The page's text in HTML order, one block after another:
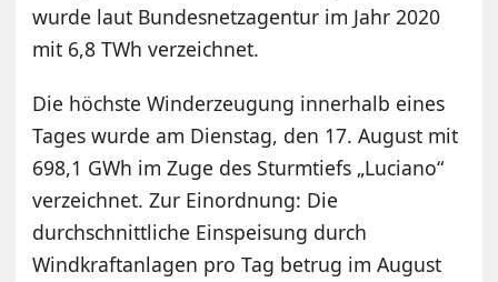
wurde laut Bundesnetzagentur im Jahr 2020
mit 6,8 TWh verzeichnet.
Die höchste Winderzeugung innerhalb eines
Tages wurde am Dienstag, den 17. August mit
698,1 GWh im Zuge des Sturmtiefs „Luciano“
verzeichnet. Zur Einordnung: Die
durchschnittliche Einspeisung durch
Windkraftanlagen pro Tag betrug im August